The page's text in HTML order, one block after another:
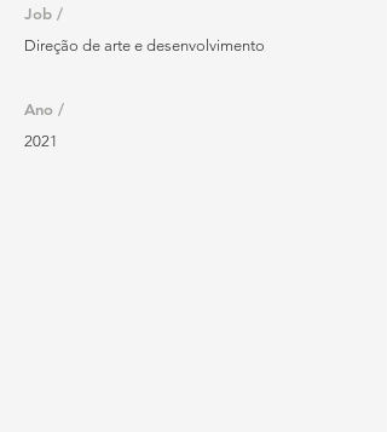
Job /
Direção de arte e desenvolvimento
Ano /
2021